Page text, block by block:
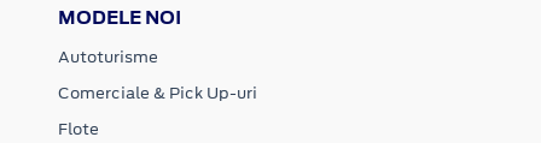
MODELE NOI
Autoturisme
Comerciale & Pick Up-uri
Flote